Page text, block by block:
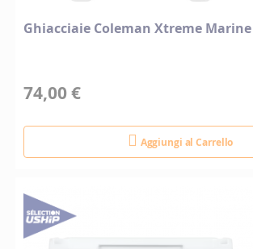
Ghiacciaie Coleman Xtreme Marine
74,00 €
Aggiungi al Carrello